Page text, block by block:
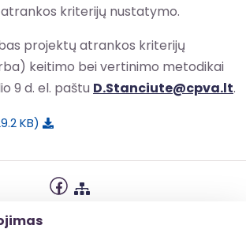
kriterijų nustatymo.
projektų atrankos kriterijų
keitimo bei vertinimo metodikai
9 d. el. paštu D.Stanciute@cpva.lt.
KB